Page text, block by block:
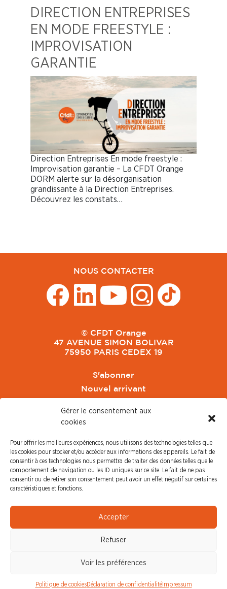
Gérer le consentement aux
cookies
Pour offrir les meilleures expériences, nous utilisons des technologies telles que
les cookies pour stocker et/ou accéder aux informations des appareils. Le fait de
consentir à ces technologies nous permettra de traiter des données telles que le
comportement de navigation ou les ID uniques sur ce site. Le fait de ne pas
consentir ou de retirer son consentement peut avoir un effet négatif sur certaines
caractéristiques et fonctions.
Accepter
Refuser
Voir les préférences
Politique de cookiesDéclaration de confidentialitéImpressum
DIRECTION ENTREPRISES
EN MODE FREESTYLE :
IMPROVISATION
GARANTIE
Direction Entreprises En mode freestyle :
Improvisation garantie – La CFDT Orange
DORM alerte sur la désorganisation
grandissante à la Direction Entreprises.
Découvrez les constats…
NOUS CONTACTER
© CFDT Orange
47 AVENUE SIMON BOLIVAR
75950 PARIS CEDEX 19
S'abonner
Nouvel arrivant
CFDT Cadres
CFDT Retraités
L'UFFA
CFDT F3C
PRESSE
Communiqué de Presse
Revue de Presse
© CFDT Orange | Mentions Légales |
Protection des